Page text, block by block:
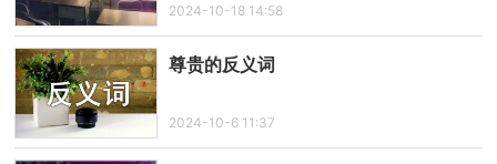
2024-10-18 14:58
尊贵的反义词
2024-10-6 11:37